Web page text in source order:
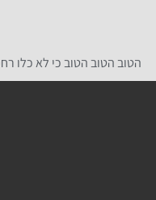
הטוב הטוב הטוב כי לא כלו